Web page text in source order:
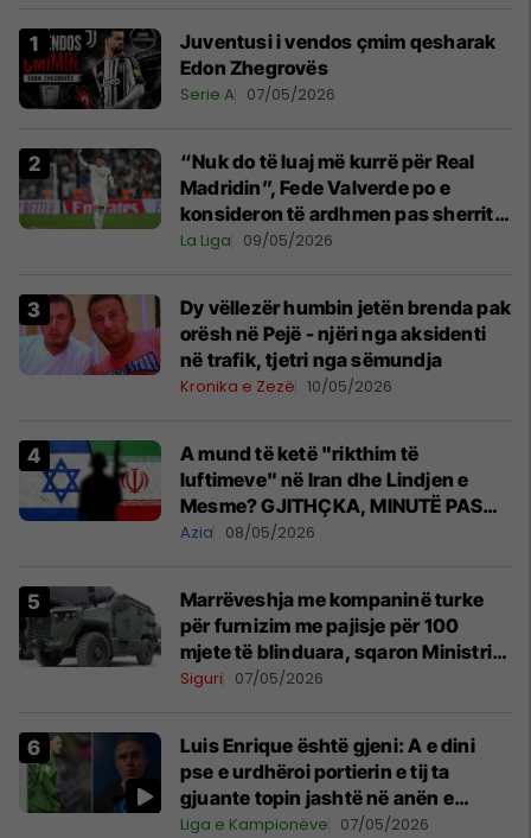
Juventusi i vendos çmim qesharak
Edon Zhegrovës
Serie A 07/05/2026
“Nuk do të luaj më kurrë për Real
Madridin”, Fede Valverde po e
konsideron të ardhmen pas sherrit
me Tchouamenin
La Liga 09/05/2026
Dy vëllezër humbin jetën brenda pak
orësh në Pejë - njëri nga aksidenti
në trafik, tjetri nga sëmundja
Kronika e Zezë 10/05/2026
A mund të ketë "rikthim të
luftimeve" në Iran dhe Lindjen e
Mesme? GJITHÇKA, MINUTË PAS
MINUTE
Azia 08/05/2026
Marrëveshja me kompaninë turke
për furnizim me pajisje për 100
mjete të blinduara, sqaron Ministria
e Mbrojtjes
Siguri 07/05/2026
Luis Enrique është gjeni: A e dini
pse e urdhëroi portierin e tij ta
gjuante topin jashtë në anën e
majtë?
Liga e Kampionëve 07/05/2026